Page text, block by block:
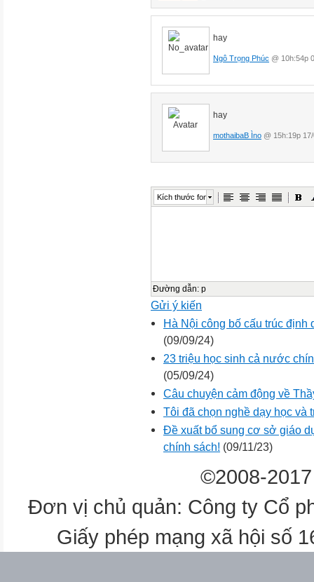
hay
Ngô Trọng Phúc @ 10h:54p
hay
mothaibaB Ìno @ 15h:19p
Kích thước font
Đường dẫn: p
Gửi ý kiến
Hà Nội công bố cấu trúc định
(09/09/24)
23 triệu học sinh cả nước
(05/09/24)
Câu chuyện cảm động về
Tôi đã chọn nghề dạy học và
Đề xuất bổ sung cơ sở giáo
chính sách! (09/11/23)
©2008-
Đơn vị chủ quản: Công ty Cổ
Giấy phép mạng xã hội số